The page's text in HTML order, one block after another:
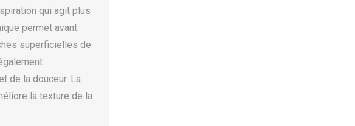
qui agit plus
permet avant
superficielles de
de la douceur. La
la texture de la